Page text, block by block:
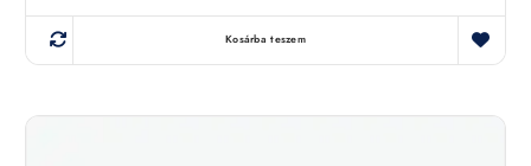
Kosárba teszem